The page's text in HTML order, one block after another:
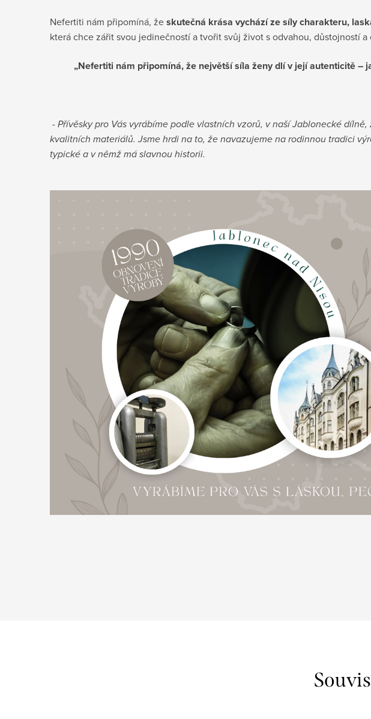
Nefertiti nám připomíná, žeskutečná krása vychází ze síly charakteru,
která chce zářit svou jedinečností a tvořit svůj život s odvahou, důstojností a
„Nefertiti nám připomíná, že největší síla ženy dlí v její autenticitě –
- Přívěsky pro Vás vyrábíme podle vlastních vzorů, v naší Jablonecké
kvalitních materiálů. Jsme hrdi na to, že navazujeme na rodinnou tradici
typické a v němž má slavnou historii.